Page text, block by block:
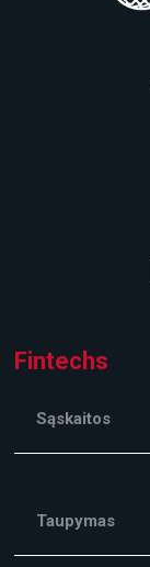
Fintechs
Sąskaitos
Taupymas